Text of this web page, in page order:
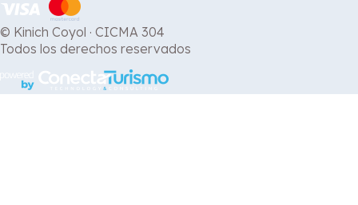
© Kinich Coyol · CICMA 304
Todos los derechos reservados